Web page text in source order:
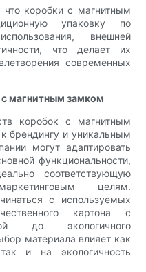
что коробки с магнитным
упаковку по
внешней
что делает их
современных
магнитным замком
коробок с магнитным
брендингу и уникальным
могут адаптировать
функциональности,
соответствующую
целям.
с используемых
картона с
до экологичного
материала влияет как
и на экологичность